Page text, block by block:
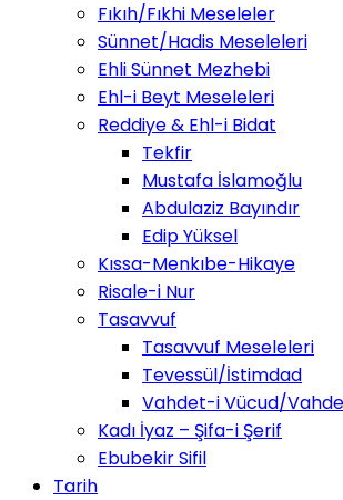
Fıkıh/Fıkhi Meseleler
Sünnet/Hadis Meseleleri
Ehli Sünnet Mezhebi
Ehl-i Beyt Meseleleri
Reddiye & Ehl-i Bidat
Tekfir
Mustafa İslamoğlu
Abdulaziz Bayındır
Edip Yüksel
Kıssa-Menkıbe-Hikaye
Risale-i Nur
Tasavvuf
Tasavvuf Meseleleri
Tevessül/İstimdad
Vahdet-i Vücud/
Kadı İyaz – Şifa-i Şerif
Ebubekir Sifil
Tarih